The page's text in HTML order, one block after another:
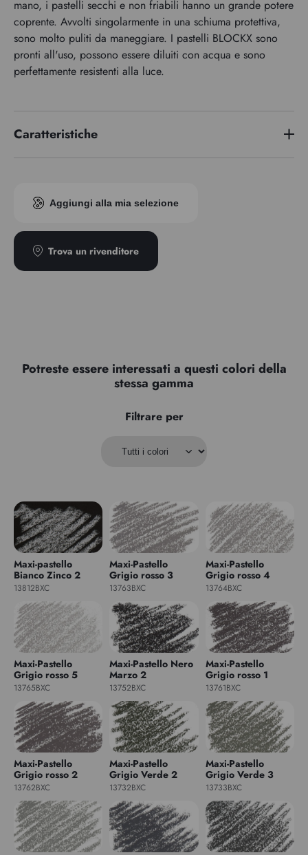
mano, i pastelli secchi e non friabili hanno un grande potere
coprente. Avvolti singolarmente in una schiuma protettiva,
sono molto puliti da maneggiare. I pastelli BLOCKX sono
pronti all'uso, possono essere diluiti con acqua e sono
perfettamente resistenti alla luce.
Caratteristiche
Aggiungi alla mia selezione
Trova un rivenditore
Potreste essere interessati a questi colori della
stessa gamma
Filtrare per
Maxi-pastello
Bianco Zinco 2
13812BXC
Maxi-Pastello
Grigio rosso 3
13763BXC
Maxi-Pastello
Grigio rosso 4
13764BXC
Maxi-Pastello
Grigio rosso 5
13765BXC
Maxi-Pastello Nero
Marzo 2
13752BXC
Maxi-Pastello
Grigio rosso 1
13761BXC
Maxi-Pastello
Grigio rosso 2
13762BXC
Maxi-Pastello
Grigio Verde 2
13732BXC
Maxi-Pastello
Grigio Verde 3
13733BXC